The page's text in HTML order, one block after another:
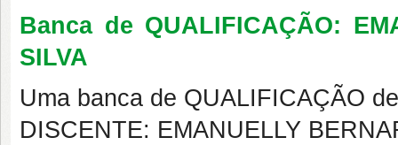
Banca de QUALIFICAÇÃO:
SILVA
Uma banca de QUALIFICAÇÃO
DISCENTE: EMANUELLY